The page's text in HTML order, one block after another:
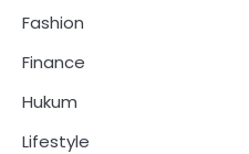
Fashion
Finance
Hukum
Lifestyle